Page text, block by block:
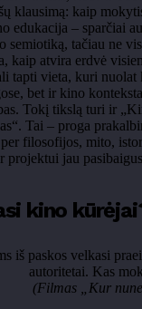
klausimą: kaip
edukacija – sparčiai
semiotiką, tačiau ne
kaip atvira erdvė
tapti vieta, kuri nuolat
bet ir kino
Tokį tikslą turi ir
Tai – proga
filosofijos, mito,
projektui jau
kino
iš paskos velkasi
autoritetai. Kas
(Filmas „Kur